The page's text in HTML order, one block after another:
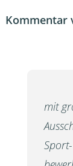
Kommentar
mit